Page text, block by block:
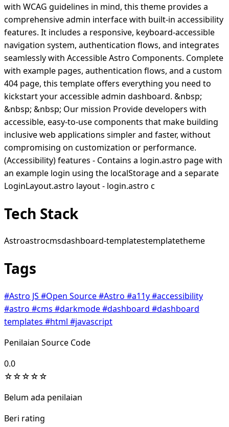
with WCAG guidelines in mind, this theme provides a
comprehensive admin interface with built-in accessibility
features. It includes a responsive, keyboard-accessible
navigation system, authentication flows, and integrates
seamlessly with Accessible Astro Components. Complete
with example pages, authentication flows, and a custom
404 page, this template offers everything you need to
kickstart your accessible admin dashboard. &nbsp;
&nbsp; &nbsp; Our mission Provide developers with
accessible, easy-to-use components that make building
inclusive web applications simpler and faster, without
compromising on customization or performance.
(Accessibility) features - Contains a login.astro page with
an example login using the localStorage and a separate
LoginLayout.astro layout - login.astro c
Tech Stack
Astroastrocmsdashboard-templatestemplatetheme
Tags
#Astro JS #Open Source#Astro #a11y#accessibility
#astro #cms #darkmode#dashboard #dashboard
templates #html #javascript
Penilaian Source Code
0.0
☆☆☆☆☆
Belum ada penilaian
Beri rating